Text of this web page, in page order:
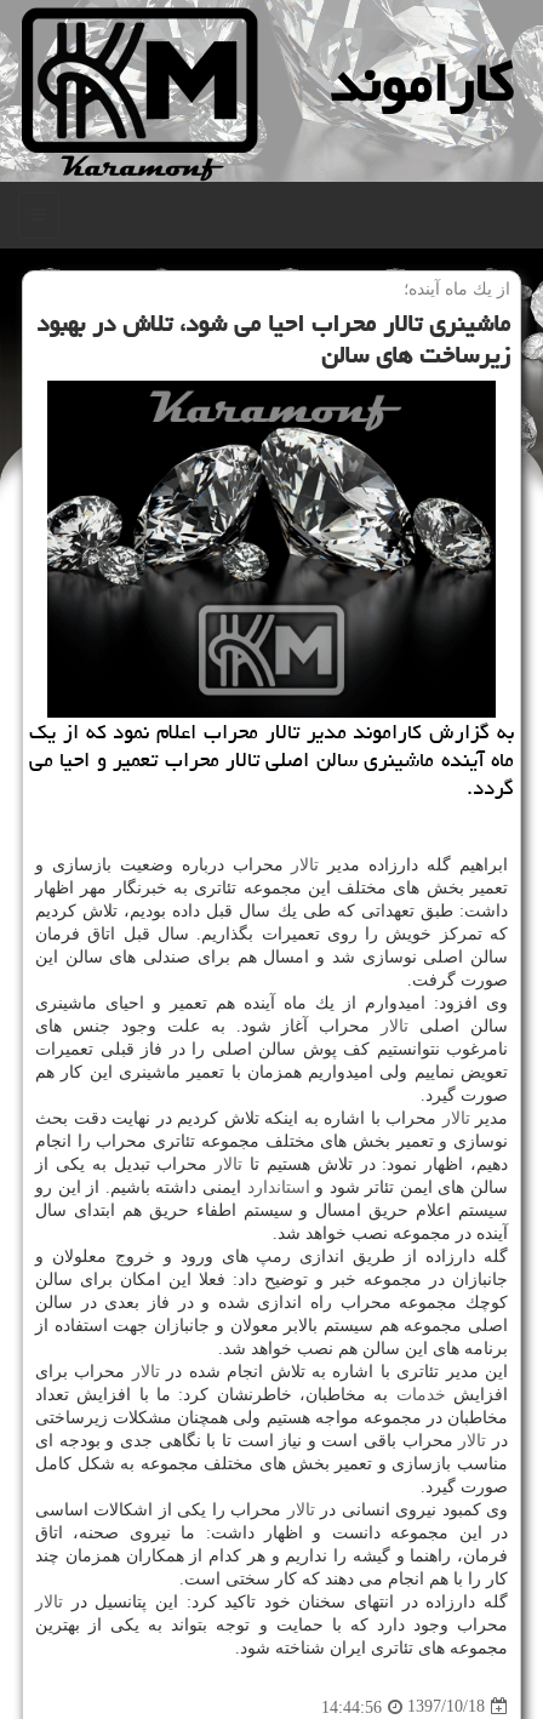
كاراموند
از یك ماه آینده؛
ماشینری تالار محراب احیا می شود، تلاش در بهبود
زیرساخت های سالن
به گزارش كاراموند مدیر تالار محراب اعلام نمود كه از یك
ماه آینده ماشینری سالن اصلی تالار محراب تعمیر و احیا می
گردد.
ابراهیم گله دارزاده مدیر تالار
محراب درباره وضعیت بازسازی و
تعمیر بخش های مختلف این مجموعه تئاتری به خبرنگار مهر اظهار
داشت: طبق تعهداتی كه طی یك سال قبل داده بودیم، تلاش كردیم
كه تمركز خویش را روی تعمیرات بگذاریم. سال قبل اتاق فرمان
سالن اصلی نوسازی شد و امسال هم برای صندلی های سالن این
صورت گرفت.
وی افزود: امیدوارم از یك ماه آینده هم تعمیر و احیای ماشینری
سالن اصلی تالار
محراب آغاز شود. به علت وجود جنس های
نامرغوب نتوانستیم كف پوش سالن اصلی را در فاز قبلی تعمیرات
تعویض نماییم ولی امیدواریم همزمان با تعمیر ماشینری این كار هم
صورت گیرد.
مدیرتالار
محراب با اشاره به اینكه تلاش كردیم در نهایت دقت بحث
نوسازی و تعمیر بخش های مختلف مجموعه تئاتری محراب را انجام
دهیم، اظهار نمود: در تلاش هستیم تا تالار
محراب تبدیل به یكی از
سالن های ایمن تئاتر شود و استاندارد ایمنی داشته باشیم. از این رو
سیستم اعلام حریق امسال و سیستم اطفاء حریق هم ابتدای سال
آینده در مجموعه نصب خواهد شد.
گله دارزاده از طریق اندازی رمپ های ورود و خروج معلولان و
جانبازان در مجموعه خبر و توضیح داد: فعلا این امكان برای سالن
كوچك مجموعه محراب راه اندازی شده و در فاز بعدی در سالن
اصلی مجموعه هم سیستم بالابر معولان و جانبازان جهت استفاده از
برنامه های این سالن هم نصب خواهد شد.
این مدیر تئاتری با اشاره به تلاش انجام شده درتالار
محراب برای
افزایش خدمات به مخاطبان، خاطرنشان كرد: ما با افزایش تعداد
مخاطبان در مجموعه مواجه هستیم ولی همچنان مشكلات زیرساختی
در تالار محراب باقی است و نیاز است تا با نگاهی جدی و بودجه ای
مناسب بازسازی و تعمیر بخش های مختلف مجموعه به شكل كامل
صورت گیرد.
وی كمبود نیروی انسانی درتالار
محراب را یكی از اشكالات اساسی
در این مجموعه دانست و اظهار داشت: ما نیروی صحنه، اتاق
فرمان، راهنما و گیشه را نداریم و هر كدام از همكاران همزمان چند
كار را با هم انجام می دهند كه كار سختی است.
گله دارزاده در انتهای سخنان خود تاكید كرد: این پتانسیل در تالار
محراب وجود دارد كه با حمایت و توجه بتواند به یكی از بهترین
مجموعه های تئاتری ایران شناخته شود.
1397/10/18
14:44:56